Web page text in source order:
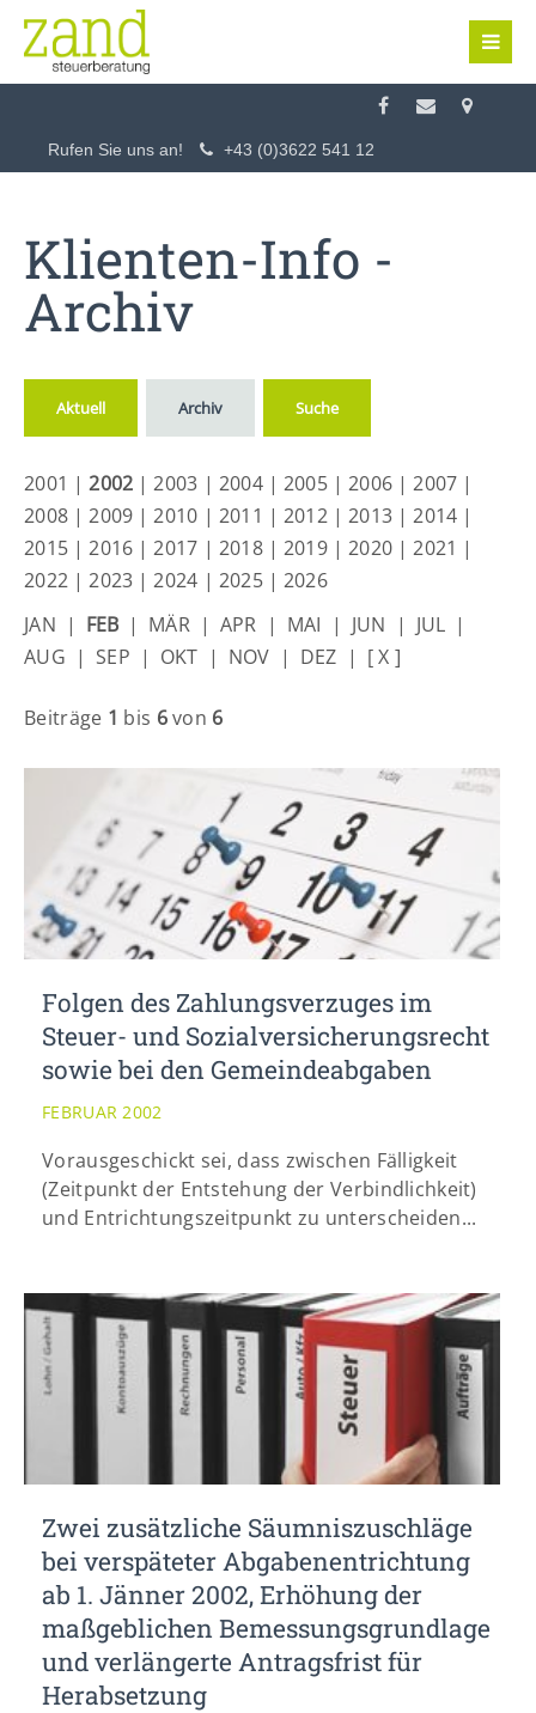
Login
Register|Lost your password?
Support
24h/ 365days
We offer support for our customers
Get in touch
Cybersteel Inc.
376-293 City Road, Suite 600
San Francisco, CA 94102
+44 1234 567 890
Drop us a line
info@yourdomain.com
Rufen Sie uns an! +43 (0)3622 541 12
Klienten-Info -
Archiv
Aktuell Archiv Suche
2001 |2002 |2003 | 2004| 2005 |2006 |2007 |
2008 |2009 |2010 | 2011 | 2012 |2013 |2014 |
2015 |2016 |2017 | 2018| 2019 |2020 |2021 |
2022 |2023 |2024 | 2025| 2026
JAN | FEB| MÄR| APR | MAI | JUN | JUL |
AUG | SEP | OKT | NOV | DEZ | [ X ]
Beiträge 1 bis 6von 6
Folgen des Zahlungsverzuges im
Steuer- und Sozialversicherungsrecht
sowie bei den Gemeindeabgaben
FEBRUAR 2002
Vorausgeschickt sei, dass zwischen Fälligkeit
(Zeitpunkt der Entstehung der Verbindlichkeit)
und Entrichtungszeitpunkt zu unterscheiden...
Zwei zusätzliche Säumniszuschläge
bei verspäteter Abgabenentrichtung
ab 1. Jänner 2002, Erhöhung der
maßgeblichen Bemessungsgrundlage
und verlängerte Antragsfrist für
Herabsetzung